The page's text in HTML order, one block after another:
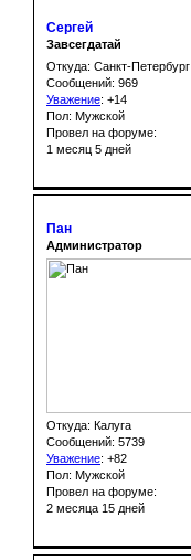
Сергей
Завсегдатай
Откуда: Санкт-Петербург
Сообщений: 969
Уважение: +14
Пол: Мужской
Провел на форуме:
1 месяц 5 дней
Пан
Администратор
Откуда: Калуга
Сообщений: 5739
Уважение: +82
Пол: Мужской
Провел на форуме:
2 месяца 15 дней